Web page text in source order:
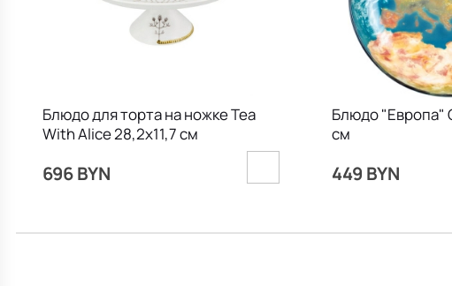
Блюдо для торта на ножке Tea
With Alice 28,2х11,7 см
696 BYN
Блюдо "Европа"
см
449 BYN